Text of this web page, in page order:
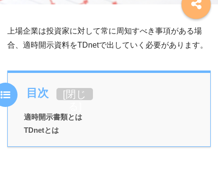
上場企業は投資家に対して常に周知すべき事項がある場
合、適時開示資料をTDnetで出していく必要があります。
目次 [閉じ
適時開示書類とは
TDnetとは